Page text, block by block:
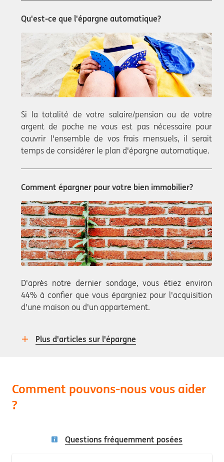
Qu'est-ce que l'épargne automatique?
Si la totalité de votre salaire/pension ou de votre
argent de poche ne vous est pas nécessaire pour
couvrir l'ensemble de vos frais mensuels, il serait
temps de considérer le plan d'épargne automatique.
Comment épargner pour votre bien immobilier?
D'après notre dernier sondage, vous étiez environ
44% à confier que vous épargniez pour l'acquisition
d'une maison ou d'un appartement.
Plus d'articles sur l'épargne
Comment pouvons-nous vous aider
?
Questions fréquemment posées